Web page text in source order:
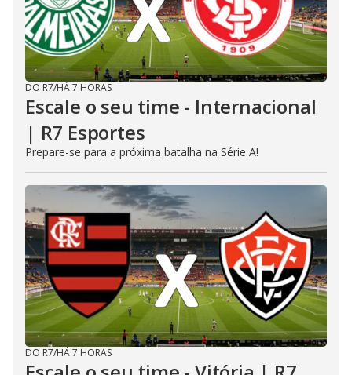
DO R7/HÁ 7 HORAS
Escale o seu time - Internacional
| R7 Esportes
Prepare-se para a próxima batalha na Série A!
DO R7/HÁ 7 HORAS